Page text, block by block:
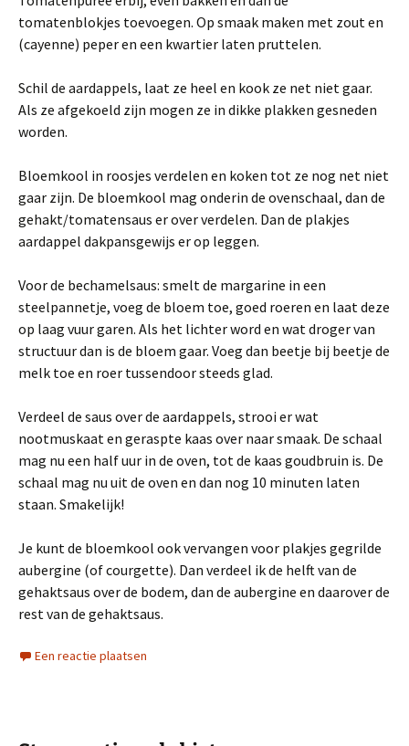
tomatenblokjes toevoegen. Op smaak maken met zout en
(cayenne) peper en een kwartier laten pruttelen.
Schil de aardappels, laat ze heel en kook ze net niet gaar.
Als ze afgekoeld zijn mogen ze in dikke plakken gesneden
worden.
Bloemkool in roosjes verdelen en koken tot ze nog net niet
gaar zijn. De bloemkool mag onderin de ovenschaal, dan de
gehakt/tomatensaus er over verdelen. Dan de plakjes
aardappel dakpansgewijs er op leggen.
Voor de bechamelsaus: smelt de margarine in een
steelpannetje, voeg de bloem toe, goed roeren en laat deze
op laag vuur garen. Als het lichter word en wat droger van
structuur dan is de bloem gaar. Voeg dan beetje bij beetje de
melk toe en roer tussendoor steeds glad.
Verdeel de saus over de aardappels, strooi er wat
nootmuskaat en geraspte kaas over naar smaak. De schaal
mag nu een half uur in de oven, tot de kaas goudbruin is. De
schaal mag nu uit de oven en dan nog 10 minuten laten
staan. Smakelijk!
Je kunt de bloemkool ook vervangen voor plakjes gegrilde
aubergine (of courgette). Dan verdeel ik de helft van de
gehaktsaus over de bodem, dan de aubergine en daarover de
rest van de gehaktsaus.
Een reactie plaatsen